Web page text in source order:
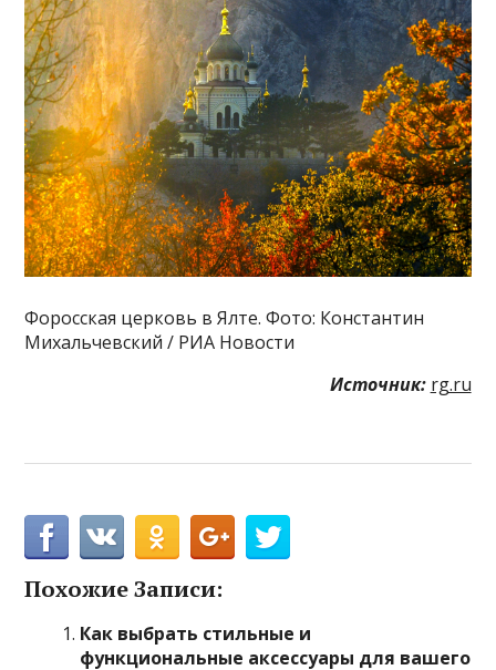
Форосская церковь в Ялте. Фото: Константин
Михальчевский / РИА Новости
Источник: rg.ru
Похожие Записи:
Как выбрать стильные и
функциональные аксессуары для вашего